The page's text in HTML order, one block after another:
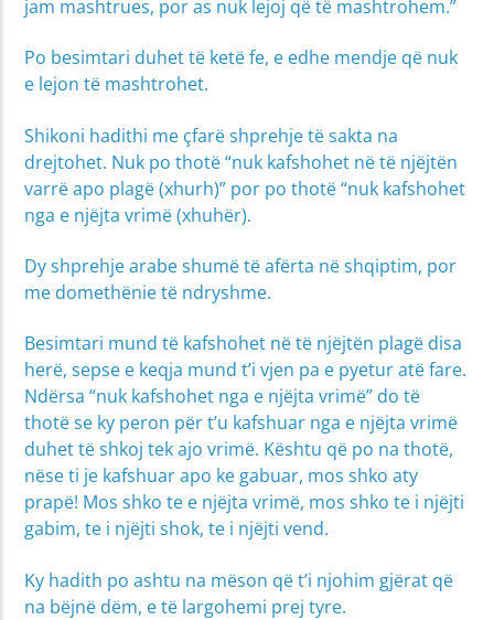
jam mashtrues, por as nuk lejoj që të mashtrohem.”
Po besimtari duhet të ketë fe, e edhe mendje që nuk
e lejon të mashtrohet.
Shikoni hadithi me çfarë shprehje të sakta na
drejtohet. Nuk po thotë “nuk kafshohet në të njëjtën
varrë apo plagë (xhurh)” por po thotë “nuk kafshohet
nga e njëjta vrimë (xhuhër).
Dy shprehje arabe shumë të afërta në shqiptim, por
me domethënie të ndryshme.
Besimtari mund të kafshohet në të njëjtën plagë disa
herë, sepse e keqja mund t’i vjen pa e pyetur atë fare.
Ndërsa “nuk kafshohet nga e njëjta vrimë” do të
thotë se ky peron për t’u kafshuar nga e njëjta vrimë
duhet të shkoj tek ajo vrimë. Kështu që po na thotë,
nëse ti je kafshuar apo ke gabuar, mos shko aty
prapë! Mos shko te e njëjta vrimë, mos shko te i njëjti
gabim, te i njëjti shok, te i njëjti vend.
Ky hadith po ashtu na mëson që t’i njohim gjërat që
na bëjnë dëm, e të largohemi prej tyre.